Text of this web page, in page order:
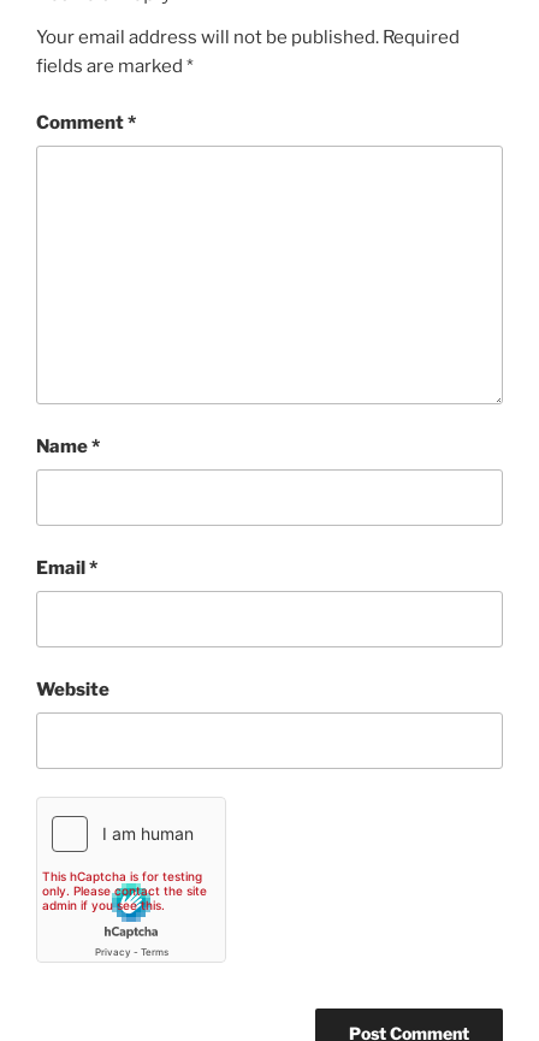
Your email address will not be published. Required
fields are marked *
Comment*
Name*
Email*
Website